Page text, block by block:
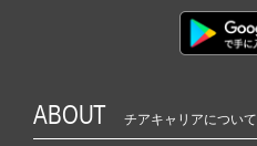
ABOUT チアキャリアについて